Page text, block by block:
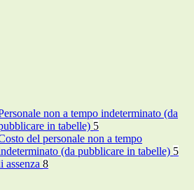
non a tempo indeterminato (da
in tabelle) 5
del personale non a tempo
(da pubblicare in tabelle) 5
assenza 8